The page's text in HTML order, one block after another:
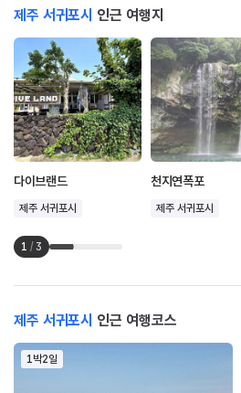
제주 서귀포시 인근 여행지
다이브랜드
제주 서귀포시
천지연폭포
제주 서귀포시
1 / 3
제주 서귀포시 인근 여행코스
1박2일